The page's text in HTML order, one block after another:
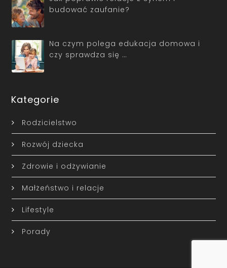
budować zaufanie?
Na czym polega edukacja domowa i
czy sprawdza się …
Kategorie
Rodzicielstwo
Rozwój dziecka
Zdrowie i odżywianie
Małżeństwo i relacje
Lifestyle
Porady